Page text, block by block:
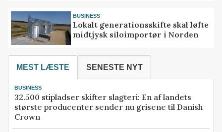
BUSINESS
Lokalt generationsskifte skal løfte
midtjysk siloimportør i Norden
MEST LÆSTE SENESTE NYT
BUSINESS
32.500 stipladser skifter slagteri: En af landets
største producenter sender nu grisene til Danish
Crown